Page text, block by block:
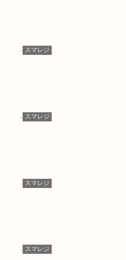
スマレジ
スマレジ
スマレジ
スマレジ